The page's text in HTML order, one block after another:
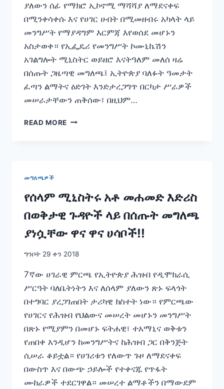
ያለውን ሰፊ የማክሮ ኢኮኖሚ ማሻሻያ ለማደናቀፍ
በሚንቀሳቀሱ እና የሀገር ሀብት በሚመዘብሩ አካላት ላይ
መንግሥት የማያዳግም እርምጃ እየወሰደ መሆኑን
አስታወቀ። የኢፌዴሪ የመንግሥት ኮሙኒኬሽን
አገልግሎት ሚኒስትር ወይዘሮ እናትዓለም መለሰ ዛሬ
በሰጡት ጋዜጣዊ መግለጫ፤ ኢትዮጵያ ባለፉት ዓመታት
ፈጣን ልማትና ዕድገት እንድታረጋግጥ በርካታ ሥራዎች
መሠራታቸውን ጠቅሰው፣ በዚህም…
READ MORE መንግሥት
እየወሰደ
ነው
፡፡
መግለጫዎች
የሰላም ሚኒስትሩ አቶ መሐመድ እድሪስ
በወቅታዊ ጉዳዮች ላይ በሰጡት መግለጫ
ያነሷቸው ዋና ዋና ሀሳቦች!!
ግንቦት 29 ቀን 2018
7ኛው ሀገራዊ ምርጫ የኢትዮጵያ ሕዝብ የዲሞክራሲ
ሥርዓት ባለቤትነትን እና ለሰላም ያለውን ጽኑ ፍላጎት
በተግባር ያረጋገጠበት ታሪካዊ ክስተት ነው። የምርጫው
የሀገርና የሕዝብ የህልውና መሠረት መሆኑን መንግሥት
በጽኑ የሚያምን በመሆኑ ፍትሐዊ፣ ተአማኒና ወቅቱን
የጠበቀ እንዲሆን ከመንግሥትና ከሕዝብ ጋር በቅንጅት
ሲሠራ ቆይቷል። የሀገሪቱን የለውጥ ጉዞ ለማደናቀፍ
በውስጥ እና በውጭ ኃይሎች የተቀናጁ የጥፋት
ሙከራዎች ተደርገዋል። መሠረተ ልማቶችን በማውደም